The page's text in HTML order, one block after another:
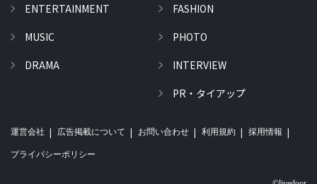
ENTERTAINMENT
MUSIC
DRAMA
FASHION
PHOTO
INTERVIEW
PR・タイアップ
運営会社 広告掲載について お問い合わせ 利用規約 採用情報
プライバシーポリシー